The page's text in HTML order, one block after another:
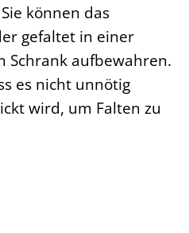
können das
gefaltet in einer
Schrank aufbewahren.
es nicht unnötig
wird, um Falten zu